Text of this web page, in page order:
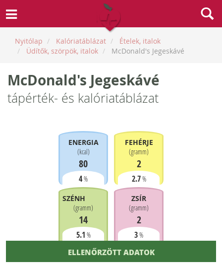
Nyitólap Kalóriatáblázat
Ételek, italok
Üdítők, szörpök, italok
McDonald's Jegeskávé
McDonald's Jegeskávé
tápérték- és kalóriatáblázat
ENERGIA
(kcal)
80
4%
FEHÉRJE
(gramm)
2
2.7%
SZÉNHIDRÁT
(gramm)
14
5.1 %
ZSÍR
(gramm)
2
3%
ELLENŐRZÖTT ADATOK